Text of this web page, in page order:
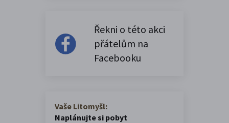
Řekni o této akci
přátelům na
Facebooku
Vaše Litomyšl:
Naplánujte si pobyt